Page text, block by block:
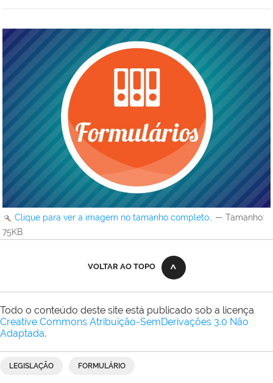
Clique para ver a imagem no tamanho completo… — Tamanho:
75KB
VOLTAR AO TOPO
Todo o conteúdo deste site está publicado sob a licença
Creative Commons Atribuição-SemDerivações 3.0 Não
Adaptada.
LEGISLAÇÃO FORMULÁRIO